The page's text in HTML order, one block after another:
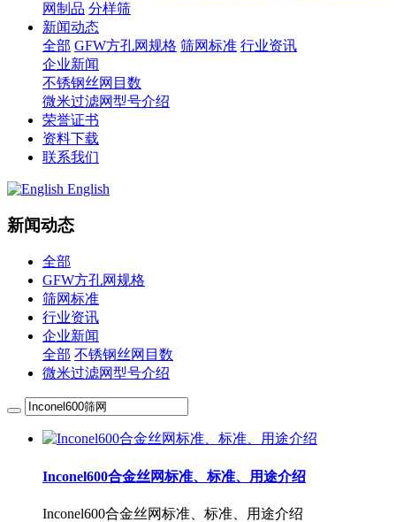
网制品 分样筛
新闻动态
全部 GFW方孔网规格 筛网标准 行业资讯
企业新闻
不锈钢丝网目数
微米过滤网型号介绍
荣誉证书
资料下载
联系我们
English
新闻动态
全部
GFW方孔网规格
筛网标准
行业资讯
企业新闻
全部 不锈钢丝网目数
微米过滤网型号介绍
Inconel600合金丝网标准、标准、用途介绍
Inconel600合金丝网标准、标准、用途介绍